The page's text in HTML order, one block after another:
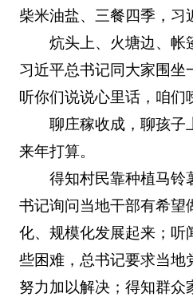
柴米油盐、三餐四季，习
炕头上、火塘边、帐
习近平总书记同大家围坐
听你们说说心里话，咱们
聊庄稼收成，聊孩子
来年打算。
得知村民靠种植马铃
书记询问当地干部有希望
化、规模化发展起来；听
些困难，总书记要求当地
努力加以解决；得知群众